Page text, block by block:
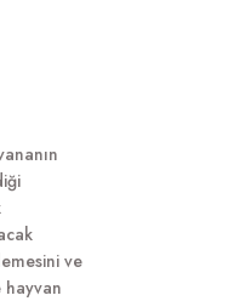
ve
hayvan